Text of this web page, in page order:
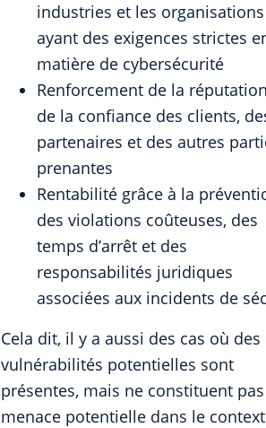
industries et les organisations
ayant des exigences strictes
matière de cybersécurité
Renforcement de la
de la confiance des clients,
partenaires et des autres
prenantes
Rentabilité grâce à la
des violations coûteuses, des
temps d’arrêt et des
responsabilités juridiques
associées aux incidents de
Cela dit, il y a aussi des cas où des
vulnérabilités potentielles sont
présentes, mais ne constituent
menace potentielle dans le